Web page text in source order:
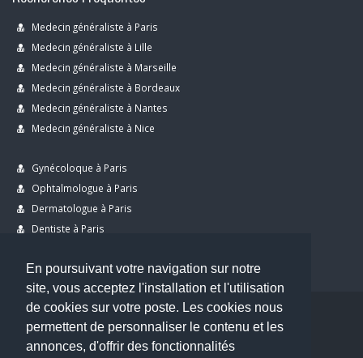
En poursuivant votre navigation sur notre
site, vous acceptez l'installation et l'utilisation
de cookies sur votre poste. Les cookies nous
permettent de personnaliser le contenu et les
annonces, d'offrir des fonctionnalités
Medecin généraliste à Paris
Medecin généraliste à Lille
Medecin généraliste à Marseille
Medecin généraliste à Bordeaux
Medecin généraliste à Nantes
Medecin généraliste à Nice
Gynécoloque à Paris
Ophtalmologue à Paris
Dermatologue à Paris
Dentiste à Paris
Copyright © 2026 . All Rights Reserved.
choisirunmedecin@gmail.com